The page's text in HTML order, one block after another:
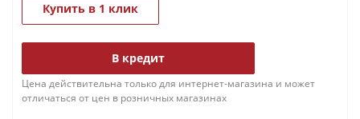
Купить в 1 клик
В кредит
Цена действительна только для интернет-магазина и может
отличаться от цен в розничных магазинах